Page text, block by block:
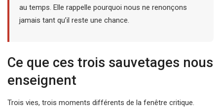
au temps. Elle rappelle pourquoi nous ne renonçons
jamais tant qu’il reste une chance.
Ce que ces trois sauvetages nous
enseignent
Trois vies, trois moments différents de la fenêtre critique.